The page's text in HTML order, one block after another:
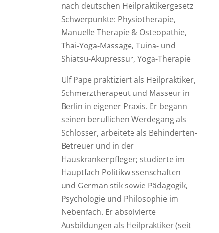
nach deutschen Heilpraktikergesetz
Schwerpunkte: Physiotherapie,
Manuelle Therapie & Osteopathie,
Thai-Yoga-Massage, Tuina- und
Shiatsu-Akupressur, Yoga-Therapie
Ulf Pape praktiziert als Heilpraktiker,
Schmerztherapeut und Masseur in
Berlin in eigener Praxis. Er begann
seinen beruflichen Werdegang als
Schlosser, arbeitete als Behinderten-
Betreuer und in der
Hauskrankenpfleger; studierte im
Hauptfach Politikwissenschaften
und Germanistik sowie Pädagogik,
Psychologie und Philosophie im
Nebenfach. Er absolvierte
Ausbildungen als Heilpraktiker (seit